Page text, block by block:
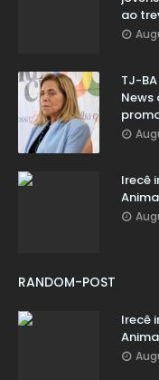
ao
TJ-
Irecê
RANDOM-POST
Irecê